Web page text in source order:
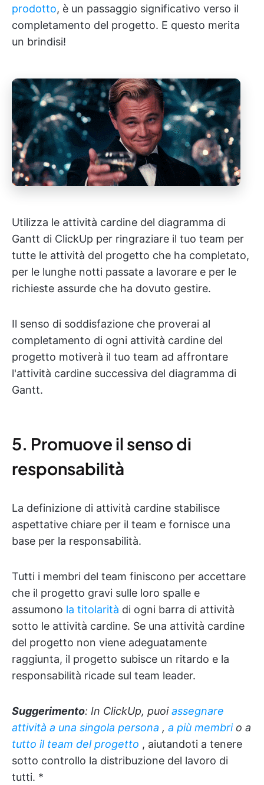
prodotto, è un passaggio significativo verso il
completamento del progetto. E questo merita
un brindisi!
Utilizza le attività cardine del diagramma di
Gantt di ClickUp per ringraziare il tuo team per
tutte le attività del progetto che ha completato,
per le lunghe notti passate a lavorare e per le
richieste assurde che ha dovuto gestire.
Il senso di soddisfazione che proverai al
completamento di ogni attività cardine del
progetto motiverà il tuo team ad affrontare
l'attività cardine successiva del diagramma di
Gantt.
5. Promuove il senso di
responsabilità
La definizione di attività cardine stabilisce
aspettative chiare per il team e fornisce una
base per la responsabilità.
Tutti i membri del team finiscono per accettare
che il progetto gravi sulle loro spalle e
assumono la titolarità di ogni barra di attività
sotto le attività cardine. Se una attività cardine
del progetto non viene adeguatamente
raggiunta, il progetto subisce un ritardo e la
responsabilità ricade sul team leader.
Suggerimento: In ClickUp, puoiassegnare
attività a una singola persona , a più membri o a
tutto il team del progetto , aiutandoti a tenere
sotto controllo la distribuzione del lavoro di
tutti. *